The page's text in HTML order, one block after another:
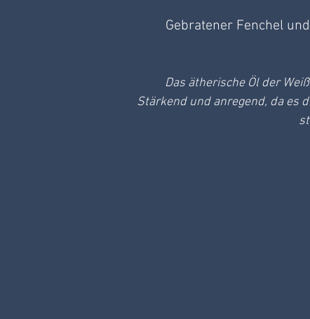
Gebratener Fenchel
Das ätherische Öl der
Stärkend und anregend, da es